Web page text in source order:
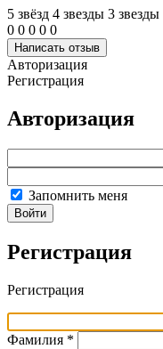
5 звёзд 4 звeзды 3 звeзды
0 0 0 0 0
Написать отзыв
Авторизация
Регистрация
Авторизация
Запомнить меня
Войти
Регистрация
Регистрация
Фамилия *